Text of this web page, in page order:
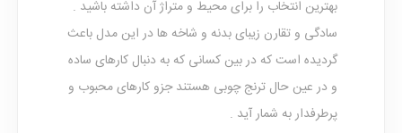
بهترین انتخاب را برای محیط و متراژ آن داشته باشید .
سادگی و تقارن زیبای بدنه و شاخه ها در این مدل باعث
گردیده است که در بین کسانی که به دنبال کارهای ساده
و در عین حال ترنج چوبی هستند جزو کارهای محبوب و
پرطرفدار به شمار آید .